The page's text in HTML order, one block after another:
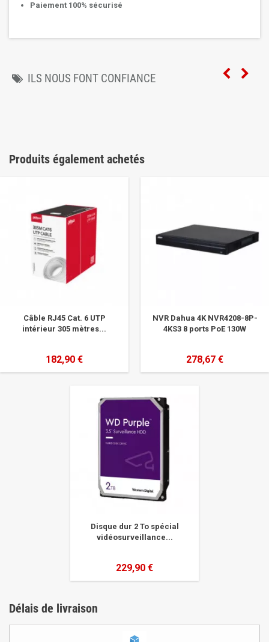
Paiement 100% sécurisé
ILS NOUS FONT CONFIANCE
Produits également achetés
Câble RJ45 Cat. 6 UTP
intérieur 305 mètres...
182,90 €
NVR Dahua 4K NVR4208-8P-
4KS3 8 ports PoE 130W
278,67 €
Disque dur 2 To spécial
vidéosurveillance...
229,90 €
Délais de livraison